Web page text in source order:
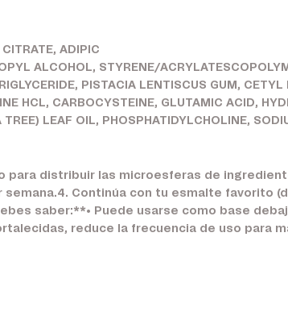
ADIPIC
ALCOHOL, STYRENE/
PISTACIA LENTISCUS GUM, CETYL
HCL, CARBOCYSTEINE, GLUTAMIC ACID,
LEAF OIL, PHOSPHATIDYLCHOLINE,
para distribuir las microesferas de
Continúa con tu esmalte favorito
saber:**• Puede usarse como base
reduce la frecuencia de uso para